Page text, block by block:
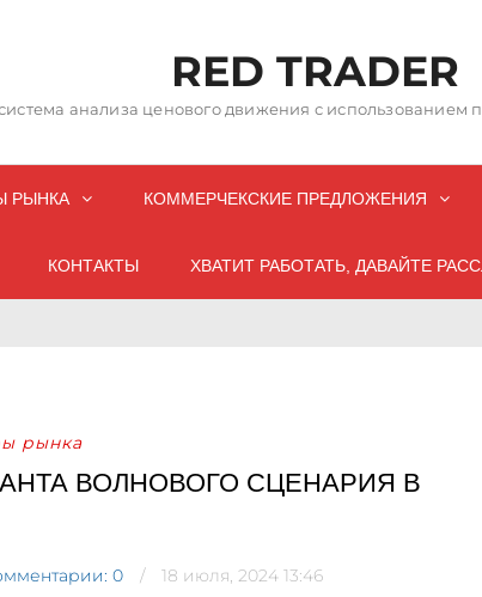
RED TRADER
анализа ценового движения с
РЫНКА КОММЕРЧЕКСКИЕ ПРЕДЛОЖЕНИЯ
КОНТАКТЫ ХВАТИТ РАБОТАТЬ, ДАВАЙТЕ
рынка
ВОЛНОВОГО СЦЕНАРИЯ В
0 18 июля, 2024 13:46